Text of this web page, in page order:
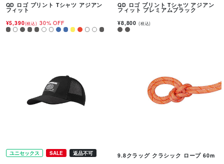
QD ロゴ プリント Tシャツ アジアン
フィット
¥5,390(税込) 30% OFF
QD ロゴ プリント Tシャツ アジアン
フィット プレミアムブラック
¥8,800 (税込)
ユニセックス SALE 返品不可
9.8クラッグ クラシック ロープ 60m